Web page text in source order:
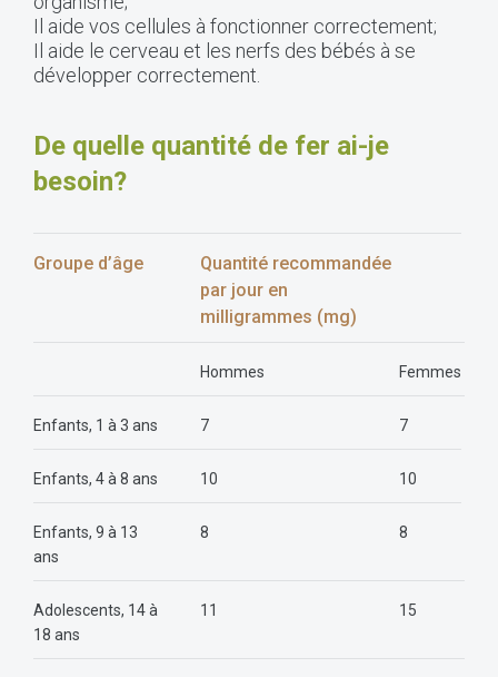
Il aide vos cellules à fonctionner correctement;
Il aide le cerveau et les nerfs des bébés à se
développer correctement.
De quelle quantité de fer ai-je
besoin?
Groupe d’âge
Quantité recommandée
par jour en
milligrammes (mg)
Hommes Femmes
Enfants, 1 à 3 ans 7 7
Enfants, 4 à 8 ans 10 10
Enfants, 9 à 13
ans
8 8
Adolescents, 14 à
18 ans
11 15